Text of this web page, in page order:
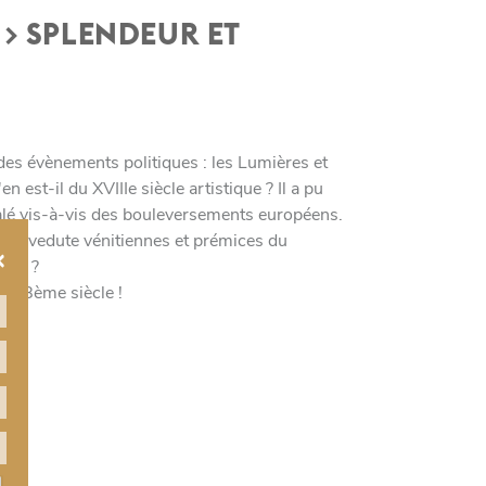
SPLENDEUR ET
évènements politiques : les Lumières et
est-il du XVIIIe siècle artistique ? Il a pu
vis-à-vis des bouleversements européens.
vedute vénitiennes et prémices du
?
18ème siècle !